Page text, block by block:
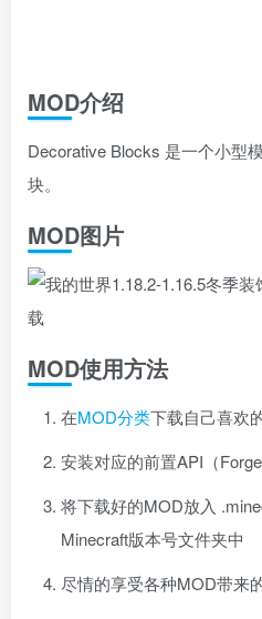
MOD介绍
Decorative Blocks 是一个小型
块。
MOD图片
MOD使用方法
在MOD分类下载自己喜欢
安装对应的前置API（
将下载好的MOD放入
Minecraft版本号文件夹中
尽情的享受各种MOD带来